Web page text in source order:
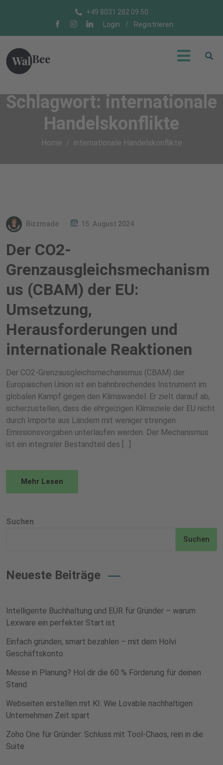
+49 8031 282 09 50
Login
/ Registrieren
Schlagwort: internationale
Handelskonflikte
Home internationale Handelskonflikte
Bizzmade 15. August 2024
Der CO2-
Grenzausgleichsmechanism
us (CBAM) der EU:
Umsetzung,
Herausforderungen und
internationale Reaktionen
Der CO2-Grenzausgleichsmechanismus (CBAM) der
Europäischen Union ist ein bahnbrechendes Instrument im
globalen Kampf gegen den Klimawandel. Er zielt darauf ab,
sicherzustellen, dass die ehrgeizigen Klimaziele der EU nicht
durch Importe aus Ländern mit weniger strengen
Emissionsvorgaben unterlaufen werden. Der Mechanismus
ist ein integraler Bestandteil des […]
Mehr Lesen
Suchen
Suchen
Neueste Beiträge
Intelligente Buchhaltung und EÜR für Gründer – warum
Lexware ein perfekter Start ist
Einfach gründen, smart bezahlen – mit dem Holvi
Geschäftskonto
Messe in Planung? Hol dir die 60 % Förderung für deinen
Stand
Webseiten erstellen mit KI: Wie Lovable nachhaltigen
Unternehmen Zeit spart
Zoho One für Gründer: Schluss mit Tool-Chaos, rein in die
Suite